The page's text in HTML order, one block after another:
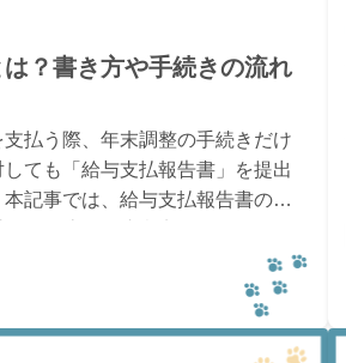
？書き方や手続きの流れ
払う際、年末調整の手続きだけ
ても「給与支払報告書」を提出
記事では、給与支払報告書の概
きの流れ、注意点までをわかり